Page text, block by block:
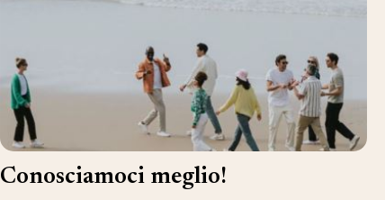
Conosciamoci meglio!